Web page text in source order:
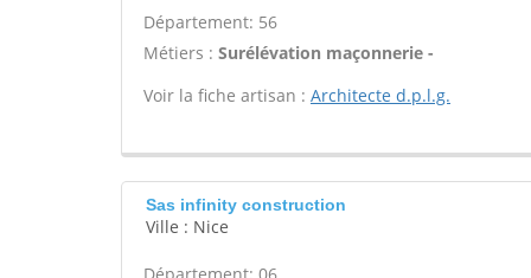
Département: 56
Métiers : Surélévation maçonnerie -
Voir la fiche artisan : Architecte d.p.l.g.
Sas infinity construction
Ville : Nice